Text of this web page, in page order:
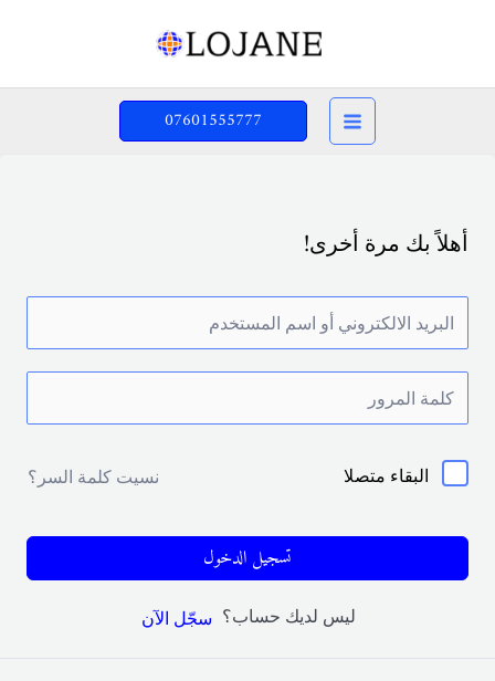
07601555777
أهلاً بك مرة أخرى!
البقاء متصلا نسيت كلمة السر؟
تسجيل الدخول
ليس لديك حساب؟ سجّل الآن